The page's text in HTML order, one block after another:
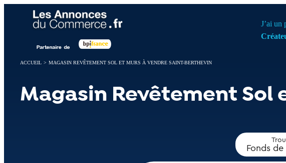
J’ai un
ACCUEIL > MAGASIN REVÊTEMENT SOL ET MURS À VENDRE SAINT-BERTHEVIN
Magasin Revêtement
Fonds
Panneau de gestion des cookies